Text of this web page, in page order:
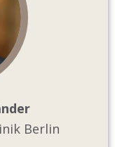
Berlin